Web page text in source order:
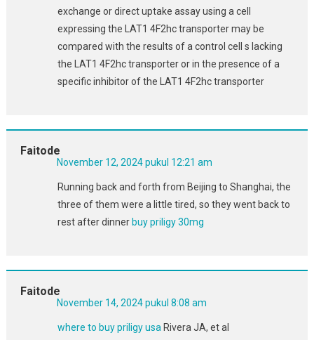
exchange or direct uptake assay using a cell
expressing the LAT1 4F2hc transporter may be
compared with the results of a control cell s lacking
the LAT1 4F2hc transporter or in the presence of a
specific inhibitor of the LAT1 4F2hc transporter
Faitode
November 12, 2024 pukul 12:21 am
Running back and forth from Beijing to Shanghai, the
three of them were a little tired, so they went back to
rest after dinner buy priligy 30mg
Faitode
November 14, 2024 pukul 8:08 am
where to buy priligy usa Rivera JA, et al